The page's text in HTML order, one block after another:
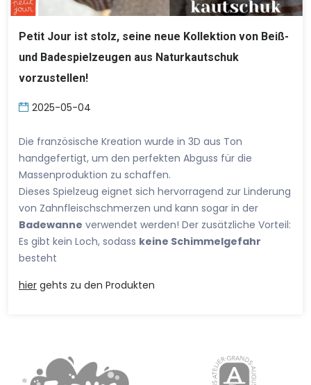
Petit Jour ist stolz, seine neue Kollektion von Beiß-
und Badespielzeugen aus Naturkautschuk
vorzustellen!
2025-05-04
Die französische Kreation wurde in 3D aus Ton
handgefertigt, um den perfekten Abguss für die
Massenproduktion zu schaffen.
Dieses Spielzeug eignet sich hervorragend zur Linderung
von Zahnfleischschmerzen und kann sogar in der
Badewanne verwendet werden! Der zusätzliche Vorteil:
Es gibt kein Loch, sodass keine Schimmelgefahr
besteht
hier gehts zu den Produkten